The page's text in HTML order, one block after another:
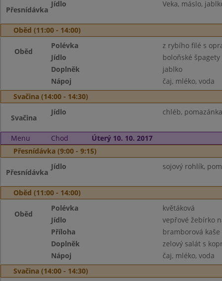
Přesnídávka
Jídlo Veka, máslo,
Oběd (11:00 - 14:00)
Oběd
Polévka
z rybího filé s
Jídlo
boloňské
Doplněk
jablko
Nápoj
čaj, mléko, voda
Svačina (14:00 - 14:30)
Svačina
Jídlo chléb,
Menu Chod
Úterý 10. 10. 2017
Přesnídávka (9:00 - 9:15)
Přesnídávka
Jídlo sojový rohlík,
Oběd (11:00 - 14:00)
Oběd
Polévka
květáková
Jídlo
vepřové žebírko
Příloha
bramborová kaše
Doplněk
zelový salát s
Nápoj
čaj, mléko, voda
Svačina (14:00 - 14:30)